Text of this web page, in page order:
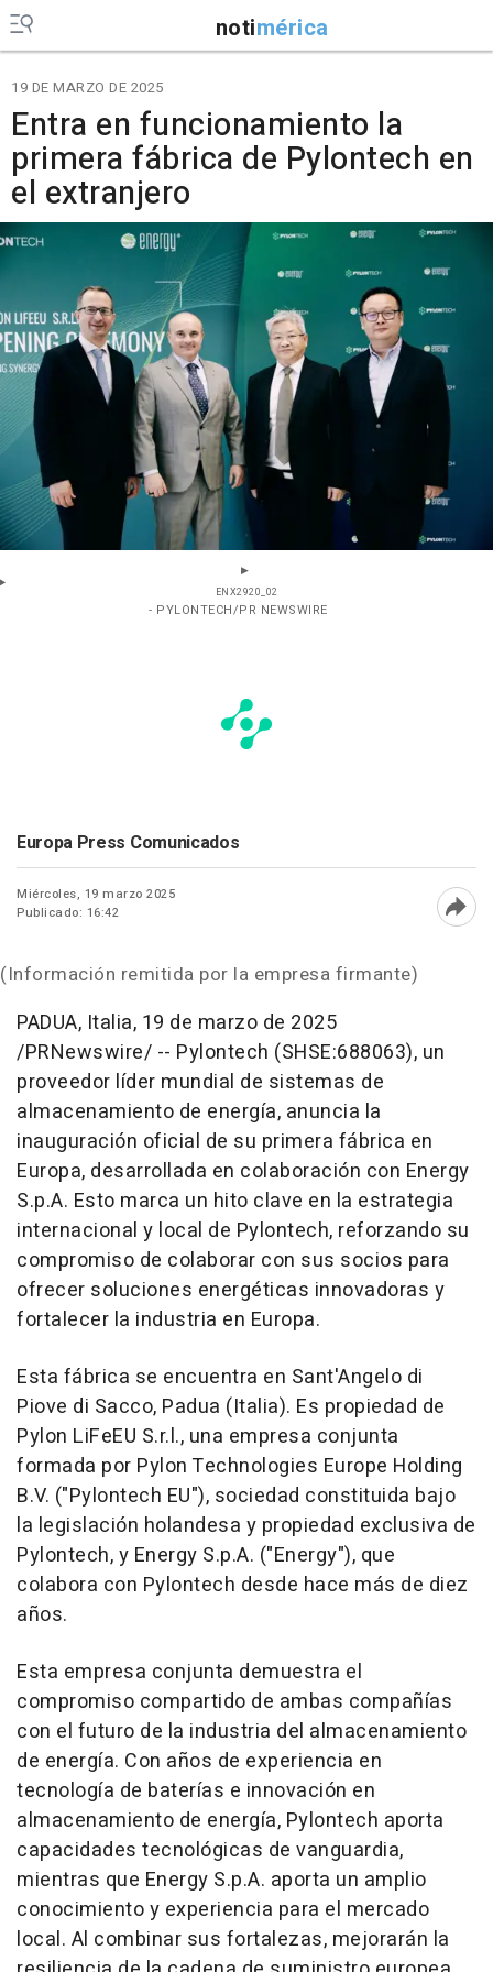
notimérica
19 DE MARZO DE 2025
Entra en funcionamiento la
primera fábrica de Pylontech en
el extranjero
ENX2920_02
- PYLONTECH/PR NEWSWIRE
Europa Press Comunicados
Miércoles, 19 marzo 2025
Publicado: 16:42
(Información remitida por la empresa firmante)
PADUA, Italia, 19 de marzo de 2025
/PRNewswire/ -- Pylontech (SHSE:688063), un
proveedor líder mundial de sistemas de
almacenamiento de energía, anuncia la
inauguración oficial de su primera fábrica en
Europa, desarrollada en colaboración con Energy
S.p.A. Esto marca un hito clave en la estrategia
internacional y local de Pylontech, reforzando su
compromiso de colaborar con sus socios para
ofrecer soluciones energéticas innovadoras y
fortalecer la industria en Europa.
Esta fábrica se encuentra en Sant'Angelo di
Piove di Sacco, Padua (Italia). Es propiedad de
Pylon LiFeEU S.r.l., una empresa conjunta
formada por Pylon Technologies Europe Holding
B.V. ("Pylontech EU"), sociedad constituida bajo
la legislación holandesa y propiedad exclusiva de
Pylontech, y Energy S.p.A. ("Energy"), que
colabora con Pylontech desde hace más de diez
años.
Esta empresa conjunta demuestra el
compromiso compartido de ambas compañías
con el futuro de la industria del almacenamiento
de energía. Con años de experiencia en
tecnología de baterías e innovación en
almacenamiento de energía, Pylontech aporta
capacidades tecnológicas de vanguardia,
mientras que Energy S.p.A. aporta un amplio
conocimiento y experiencia para el mercado
local. Al combinar sus fortalezas, mejorarán la